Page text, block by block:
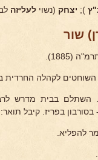
); יצחק (נשוי לעליזה
שור
(1885).
לקהלה החרדית
השתלם בבית מדרש
בפריז. קיבל
להפליא.